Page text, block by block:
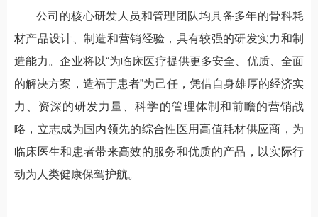
公司的核心研发人员和管理团队均具备多年的骨科耗
材产品设计、制造和营销经验，具有较强的研发实力和制
造能力。企业将以“为临床医疗提供更多安全、优质、全面
的解决方案，造福于患者”为己任，凭借自身雄厚的经济实
力、资深的研发力量、科学的管理体制和前瞻的营销战
略，立志成为国内领先的综合性医用高值耗材供应商，为
临床医生和患者带来高效的服务和优质的产品，以实际行
动为人类健康保驾护航。